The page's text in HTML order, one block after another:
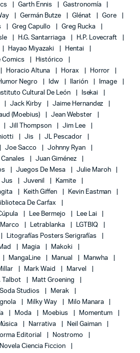
Garth Ennis
Gastronomía
Germán Butze Glénat
Gore
Greg Capullo
Greg Rucka
H.G. Santarriaga
H.P. Lovecraft
Hayao Miyazaki
Hentai
Comics
Histórico
Horacio Altuna Horax
Horror
Negro Idw Ilarión
Image
Cultural De León
Isekai
Jack Kirby
Jaime Hernandez
(Moebius)
Jean Webster
Jill Thompson
Jim Lee
Jis
JL Pescador
Joe Sacco
Johnny Ryan
Juan Giménez
Juegos De Mesa
Julie Maroh
Jus Juvenil
Kamite
Keith Giffen
Kevin Eastman
De Carfax
Lee Bermejo
Lee Lai
Marco Letrablanka
LGTBIQ
Litografías Posters Serigrafías
Magia
Makoki
MangaLine Manual
Manwha
Mark Waid
Marvel
Talbot
Matt Groening
Studios
Merak
Milky Way
Milo Manara
Moda Moebius
Momentum
Narrativa
Neil Gaiman
Editorial
Nostromo
Novela Ciencia Ficcion